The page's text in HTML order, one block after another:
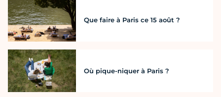
Que faire à Paris ce 15 août ?
Où pique-niquer à Paris ?